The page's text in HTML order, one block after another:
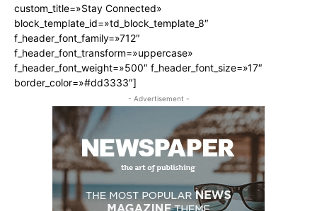
custom_title=»Stay Connected»
block_template_id=»td_block_template_8″
f_header_font_family=»712″
f_header_font_transform=»uppercase»
f_header_font_weight=»500″ f_header_font_size=»17″
border_color=»#dd3333″]
- Advertisement -